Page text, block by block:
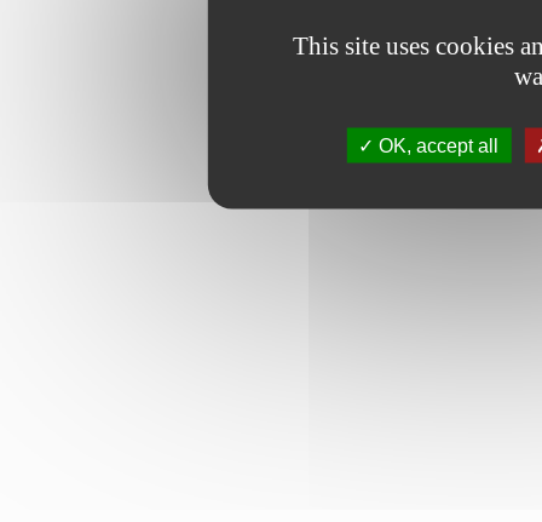
This site uses cookies
OK, accept all